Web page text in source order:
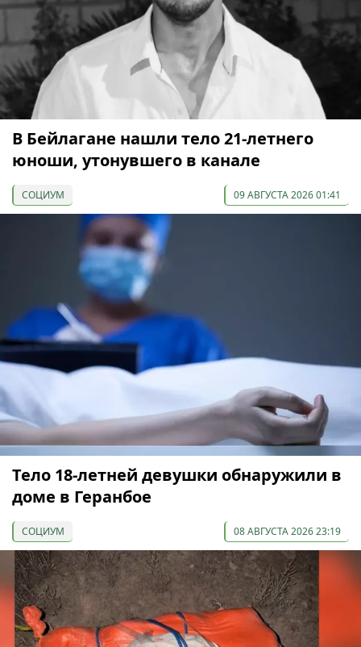
В Бейлагане нашли тело 21-летнего
юноши, утонувшего в канале
СОЦИУМ 09 АВГУСТА 2026 01:41
Тело 18-летней девушки обнаружили в
доме в Геранбое
СОЦИУМ 08 АВГУСТА 2026 23:19